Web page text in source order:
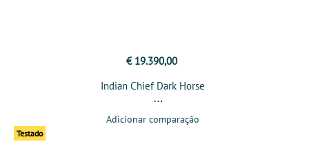
€ 19.390,00
Indian Chief Dark Horse
Adicionar comparação
Testado